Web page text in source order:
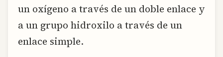
un oxígeno a través de un doble enlace y
a un grupo hidroxilo a través de un
enlace simple.